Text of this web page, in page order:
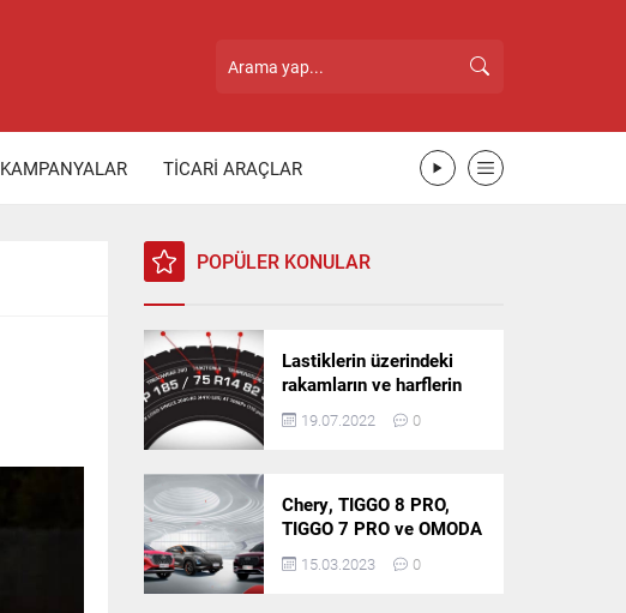
KAMPANYALAR TİCARİ ARAÇLAR
POPÜLER KONULAR
Lastiklerin üzerindeki
rakamların ve harflerin
anlamı nedir?
19.07.2022 0
Chery, TIGGO 8 PRO,
TIGGO 7 PRO ve OMODA
5’in resmi olarak
satışlarına başlıyor!
15.03.2023 0